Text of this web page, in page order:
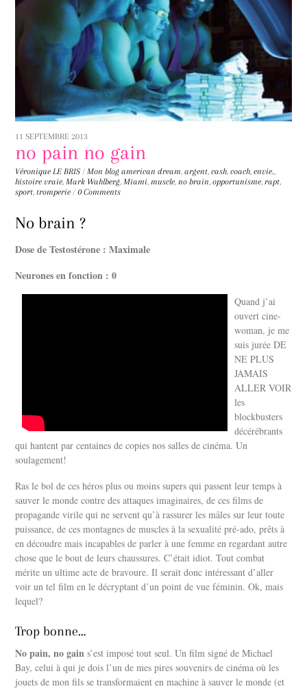
11 SEPTEMBRE 2013
no pain no gain
Véronique LE BRIS / Mon blog american dream,argent,cash,coach,envie.,
histoire vraie,Mark Wahlberg,Miami,muscle,no brain,opportunisme,rapt,
sport, tromperie / 0 Comments
No brain ?
Dose de Testostérone : Maximale
Neurones en fonction : 0
Quand j’ai
ouvert cine-
woman, je me
suis jurée DE
NE PLUS
JAMAIS
ALLER VOIR
les
blockbusters
décérébrants
qui hantent par centaines de copies nos salles de cinéma. Un
soulagement!
Ras le bol de ces héros plus ou moins supers qui passent leur temps à
sauver le monde contre des attaques imaginaires, de ces films de
propagande virile qui ne servent qu’à rassurer les mâles sur leur toute
puissance, de ces montagnes de muscles à la sexualité pré-ado, prêts à
en découdre mais incapables de parler à une femme en regardant autre
chose que le bout de leurs chaussures. C’était idiot. Tout combat
mérite un ultime acte de bravoure. Il serait donc intéressant d’aller
voir un tel film en le décryptant d’un point de vue féminin. Ok, mais
lequel?
Trop bonne…
No pain, no gain s’est imposé tout seul. Un film signé de Michael
Bay, celui à qui je dois l’un de mes pires souvenirs de cinéma où les
jouets de mon fils se transformaient en machine à sauver le monde (et